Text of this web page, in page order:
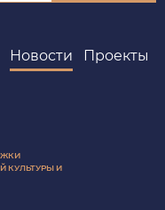
Новости
Проекты
КУЛЬТУРЫ И